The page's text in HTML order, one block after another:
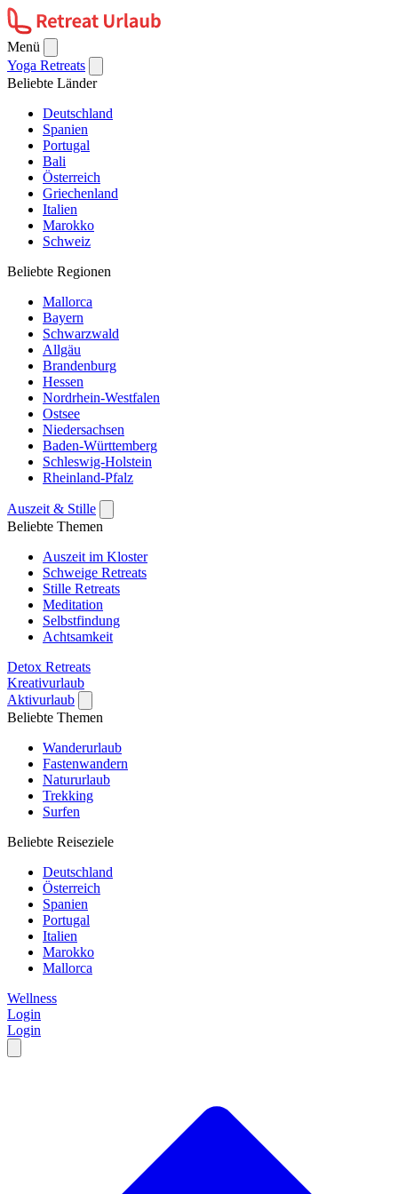
Menü
Yoga Retreats
Beliebte Länder
Deutschland
Spanien
Portugal
Bali
Österreich
Griechenland
Italien
Marokko
Schweiz
Beliebte Regionen
Mallorca
Bayern
Schwarzwald
Allgäu
Brandenburg
Hessen
Nordrhein-Westfalen
Ostsee
Niedersachsen
Baden-Württemberg
Schleswig-Holstein
Rheinland-Pfalz
Auszeit & Stille
Beliebte Themen
Auszeit im Kloster
Schweige Retreats
Stille Retreats
Meditation
Selbstfindung
Achtsamkeit
Detox Retreats
Kreativurlaub
Aktivurlaub
Beliebte Themen
Wanderurlaub
Fastenwandern
Natururlaub
Trekking
Surfen
Beliebte Reiseziele
Deutschland
Österreich
Spanien
Portugal
Italien
Marokko
Mallorca
Wellness
Login
Login